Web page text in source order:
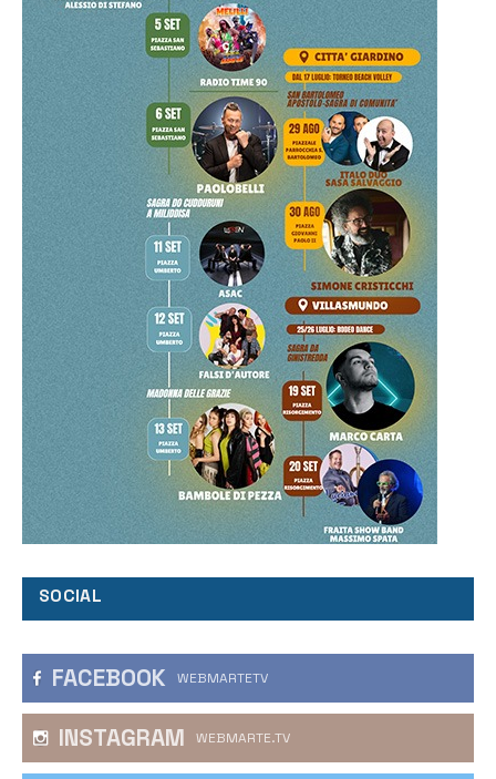
SOCIAL
FACEBOOK WEBMARTETV
INSTAGRAM WEBMARTE.TV